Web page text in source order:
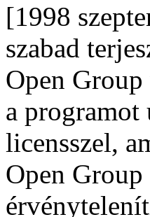
[1998
szabad
Open Group
a programot
licensszel,
Open